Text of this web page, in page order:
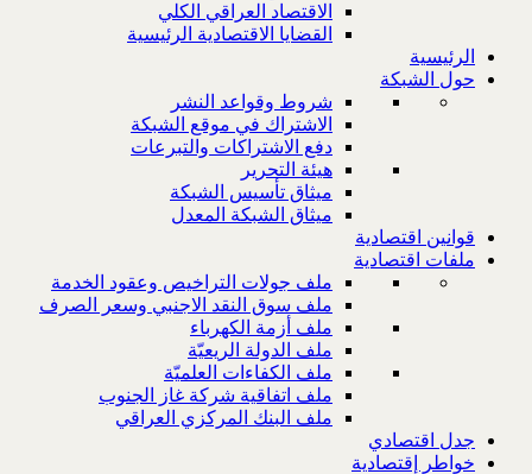
الاقتصاد العراقي الكلي
القضايا الاقتصادية الرئيسية
الرئيسية
حول الشبكة
شروط وقواعد النشر
الاشتراك في موقع الشبكة
دفع الاشتراكات والتبرعات
هيئة التحرير
ميثاق تأسيس الشبكة
ميثاق الشبكة المعدل
قوانين اقتصادية
ملفات اقتصادية
ملف جولات التراخيص وعقود الخدمة
ملف سوق النقد الاجنبي وسعر الصرف
ملف أزمة الكهرباء
ملف الدولة الريعيّة
ملف الكفاءات العلميّة
ملف اتفاقية شركة غاز الجنوب
ملف البنك المركزي العراقي
جدل اقتصادي
خواطر إقتصادية